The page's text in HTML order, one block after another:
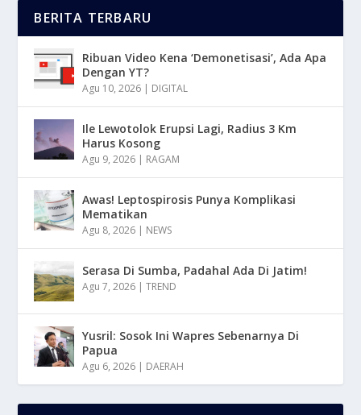
BERITA TERBARU
Ribuan Video Kena ‘Demonetisasi’, Ada Apa
Dengan YT?
Agu 10, 2026 | DIGITAL
Ile Lewotolok Erupsi Lagi, Radius 3 Km
Harus Kosong
Agu 9, 2026 | RAGAM
Awas! Leptospirosis Punya Komplikasi
Mematikan
Agu 8, 2026 | NEWS
Serasa Di Sumba, Padahal Ada Di Jatim!
Agu 7, 2026 |TREND
Yusril: Sosok Ini Wapres Sebenarnya Di
Papua
Agu 6, 2026 | DAERAH